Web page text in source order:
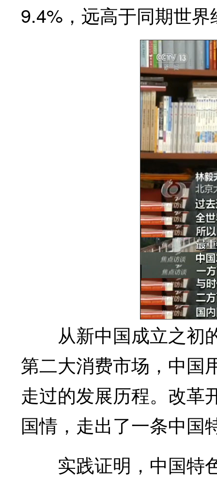
9.4%，远高于同期世
从新中国成立之初
第二大消费市场，中国
走过的发展历程。改革
国情，走出了一条中国
实践证明，中国特